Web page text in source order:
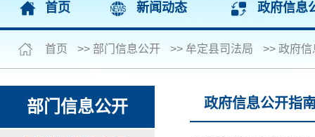
首页 新闻动态 政府信息
首页 >> 部门信息公开 >> 牟定县司法局 >> 政府信
部门信息公开 政府信息公开指